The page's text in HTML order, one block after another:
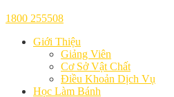
1800 255508
Giới Thiệu
Giảng Viên
Cơ Sở Vật Chất
Điều Khoản Dịch Vụ
Học Làm Bánh